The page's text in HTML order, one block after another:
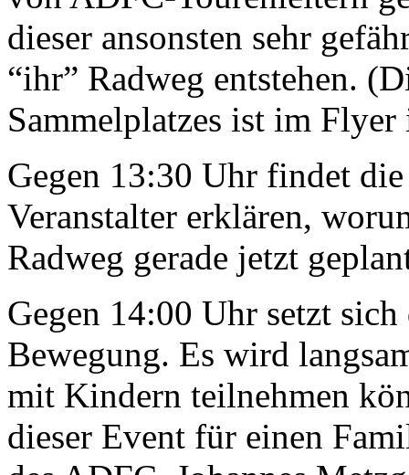
dieser ansonsten sehr
“ihr” Radweg entstehen.
Sammelplatzes ist im
Gegen 13:30 Uhr findet
Veranstalter erklären,
Radweg gerade jetzt
Gegen 14:00 Uhr setzt
Bewegung. Es wird
mit Kindern teilnehmen
dieser Event für einen